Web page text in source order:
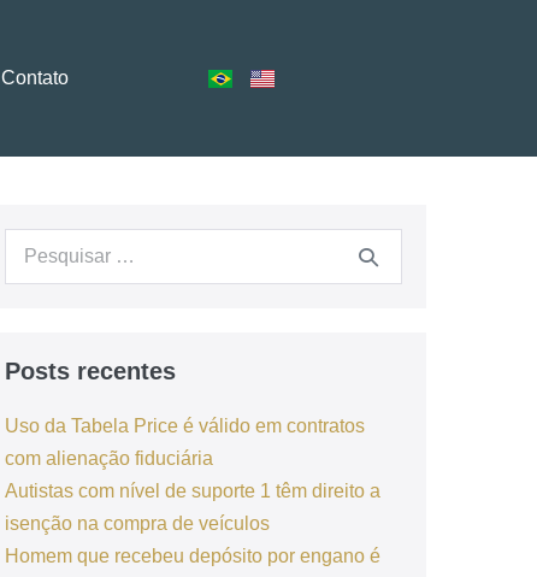
Contato
Posts recentes
Uso da Tabela Price é válido em contratos
com alienação fiduciária
Autistas com nível de suporte 1 têm direito a
isenção na compra de veículos
Homem que recebeu depósito por engano é